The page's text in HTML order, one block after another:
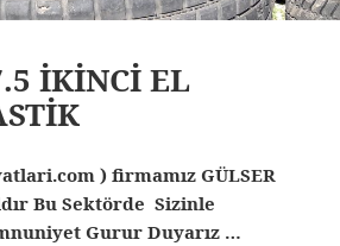
İKİNCİ EL
) firmamız GÜLSER
Bu Sektörde Sizinle
Gurur Duyarız …